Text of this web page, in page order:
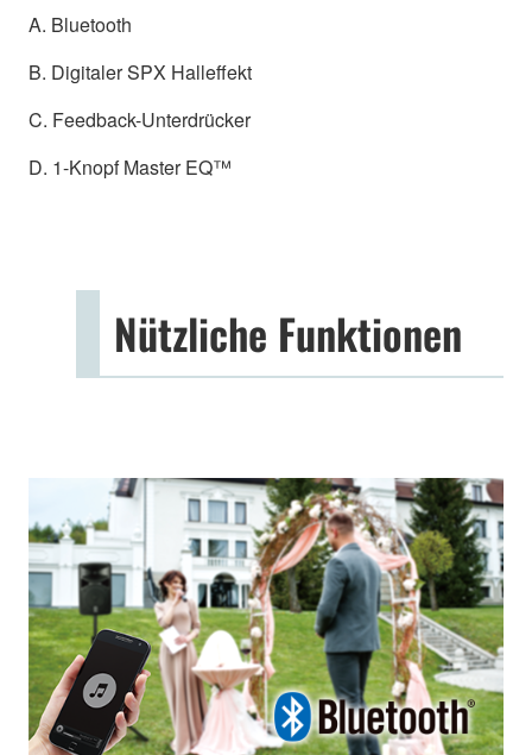
A. Bluetooth
B. Digitaler SPX Halleffekt
C. Feedback-Unterdrücker
D. 1-Knopf Master EQ™
Nützliche Funktionen